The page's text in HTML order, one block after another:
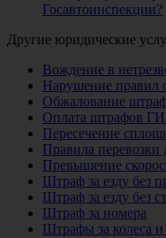
Госавтоинспекции?
Другие юридические
Вождение в
Нарушение правил
Обжалование
Оплата штрафов
Пересечение
Правила перевозки
Превышение
Штраф за езду без
Штраф за езду без
Штраф за номера
Штрафы за колеса и